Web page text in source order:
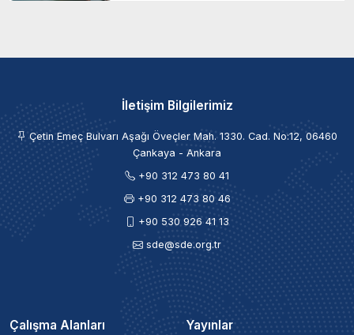
İletişim Bilgilerimiz
Çetin Emeç Bulvarı Aşağı Öveçler Mah. 1330. Cad. No:12, 06460
Çankaya - Ankara
+90 312 473 80 41
+90 312 473 80 46
+90 530 926 41 13
sde@sde.org.tr
Çalışma Alanları Yayınlar